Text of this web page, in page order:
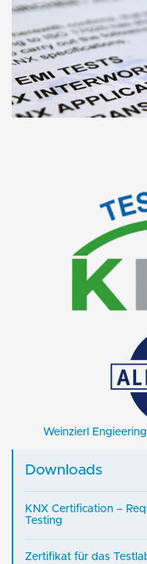
Weinzierl
Downloads
KNX Certification –
Testing
Zertifikat für das